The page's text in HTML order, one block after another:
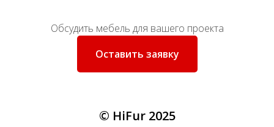
Обсудить мебель для вашего проекта
Оставить заявку
© HiFur 2025